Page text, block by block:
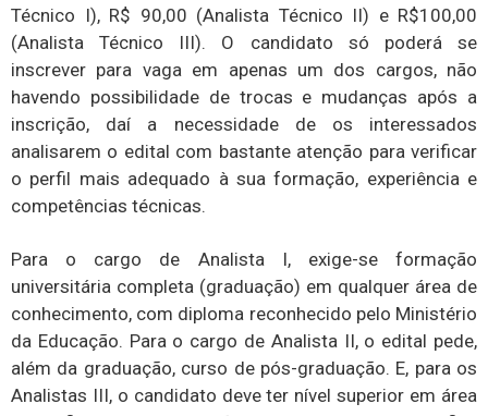
Técnico I), R$ 90,00 (Analista Técnico II) e R$100,00
(Analista Técnico III). O candidato só poderá se
inscrever para vaga em apenas um dos cargos, não
havendo possibilidade de trocas e mudanças após a
inscrição, daí a necessidade de os interessados
analisarem o edital com bastante atenção para verificar
o perfil mais adequado à sua formação, experiência e
competências técnicas.
Para o cargo de Analista I, exige-se formação
universitária completa (graduação) em qualquer área de
conhecimento, com diploma reconhecido pelo Ministério
da Educação. Para o cargo de Analista II, o edital pede,
além da graduação, curso de pós-graduação. E, para os
Analistas III, o candidato deve ter nível superior em área